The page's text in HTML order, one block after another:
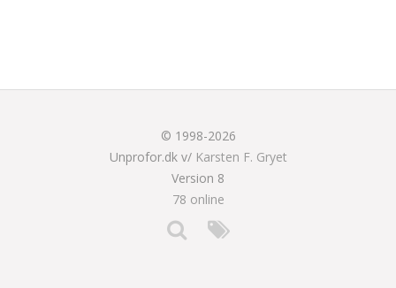
© 1998-2026
Unprofor.dk v/ Karsten F. Gryet
Version 8
78 online